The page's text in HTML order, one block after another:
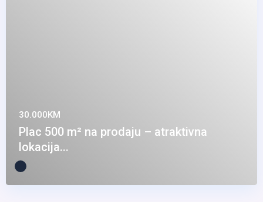
30.000KM
Plac 500 m² na prodaju – atraktivna
lokacija...